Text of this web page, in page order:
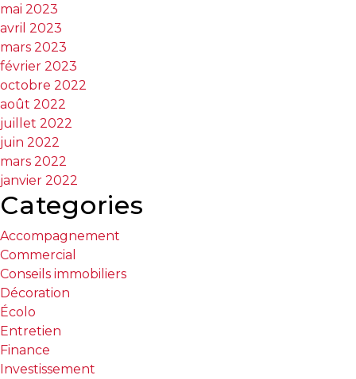
mai 2023
avril 2023
mars 2023
février 2023
octobre 2022
août 2022
juillet 2022
juin 2022
mars 2022
janvier 2022
Categories
Accompagnement
Commercial
Conseils immobiliers
Décoration
Écolo
Entretien
Finance
Investissement